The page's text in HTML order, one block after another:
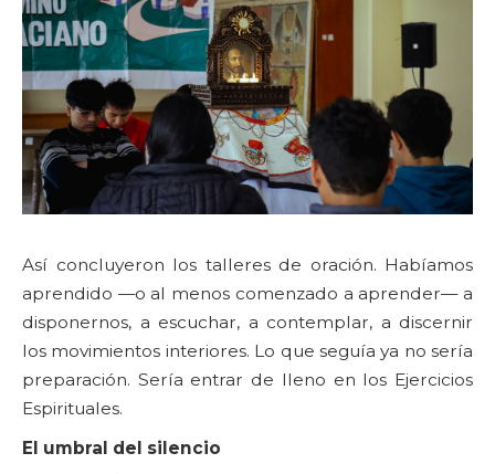
Así concluyeron los talleres de oración. Habíamos
aprendido —o al menos comenzado a aprender— a
disponernos, a escuchar, a contemplar, a discernir
los movimientos interiores. Lo que seguía ya no sería
preparación. Sería entrar de lleno en los Ejercicios
Espirituales.
El umbral del silencio